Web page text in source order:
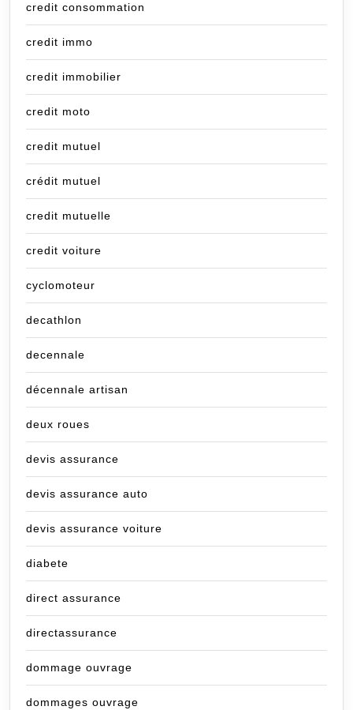
credit consommation
credit immo
credit immobilier
credit moto
credit mutuel
crédit mutuel
credit mutuelle
credit voiture
cyclomoteur
decathlon
decennale
décennale artisan
deux roues
devis assurance
devis assurance auto
devis assurance voiture
diabete
direct assurance
directassurance
dommage ouvrage
dommages ouvrage